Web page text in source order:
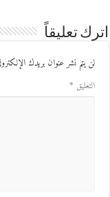
تعليقاً
يتم نشر عنوان بريدك الإلكتروني.
*